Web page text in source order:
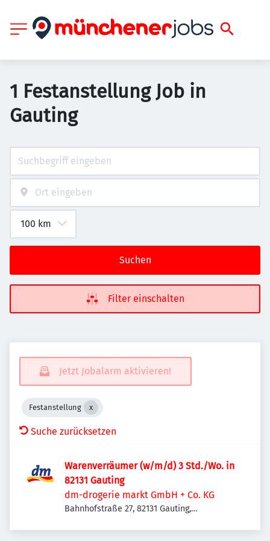
1 Festanstellung Job in
Gauting
Suchen
Filter einschalten
Jetzt Jobalarm aktivieren!
Festanstellung
Suche zurücksetzen
Warenverräumer (w/m/d) 3 Std./Wo. in
82131 Gauting
dm-drogerie markt GmbH + Co. KG
Bahnhofstraße 27, 82131 Gauting,